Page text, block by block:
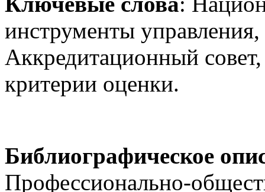
инструменты управления,
Аккредитационный
критерии оценки.
Библиографическое
Профессионально-